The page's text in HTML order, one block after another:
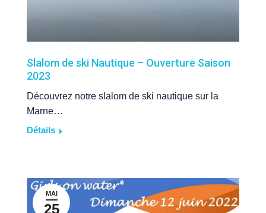
Slalom de ski Nautique – Ouverture Saison
2023
Découvrez notre slalom de ski nautique sur la
Marne…
Détails
MAI
25